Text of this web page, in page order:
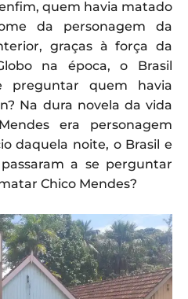
quem havia matado
da personagem da
graças à força da
na época, o Brasil
preguntar quem havia
Na dura novela da vida
era personagem
daquela noite, o Brasil e
a se perguntar
Chico Mendes?